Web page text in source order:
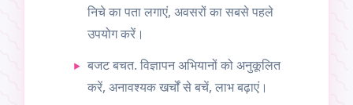
निचे का पता लगाएं, अवसरों का सबसे पहले
उपयोग करें।
बजट बचत. विज्ञापन अभियानों को अनुकूलित
करें, अनावश्यक खर्चों से बचें, लाभ बढ़ाएं।